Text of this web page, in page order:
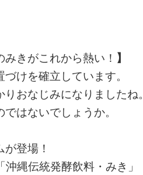
きがこれから熱い！ 】
けを確立しています。
おなじみになりましたね。
はないでしょうか。
登場！
縄伝統発酵飲料・みき」